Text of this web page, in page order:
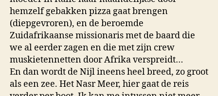
hemzelf gebakken pizza gaat brengen
(diepgevroren), en de beroemde
Zuidafrikaanse missionaris met de baard die
we al eerder zagen en die met zijn crew
muskietennetten door Afrika verspreidt…
En dan wordt de Nijl ineens heel breed, zo groot
als een zee. Het Nasr Meer, hier gaat de reis